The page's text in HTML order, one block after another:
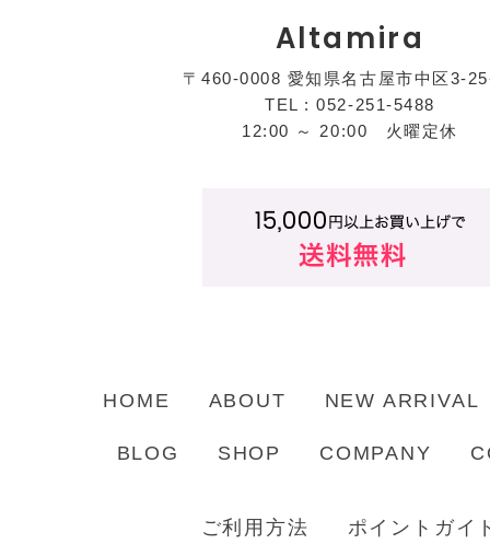
Altamira
〒460-0008 愛知県名古屋市中区3-
TEL : 052-251-5488
12:00 ～ 20:00 火曜定休
HOME ABOUT NEW ARRIVAL
BLOG SHOP COMPANY
ご利用方法 ポイントガイ